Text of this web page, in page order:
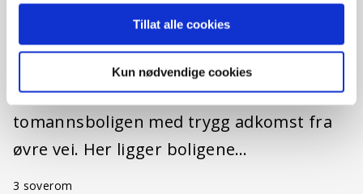
Tillat alle cookies
Kun nødvendige cookies
Lasteinveien 94, 4374 Egersund
BeskrivelseRekken består av fire moderne
eneboliger, plassert et nivå over
tomannsboligen med trygg adkomst fra
øvre vei. Her ligger boligene…
3 soverom